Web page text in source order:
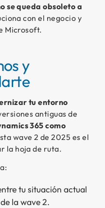
se queda obsoleto a
con el negocio y
Microsoft.
y
tu entorno
antiguas de
365 como
wave 2 de 2025 es el
la hoja de ruta.
tu situación actual
la wave 2.